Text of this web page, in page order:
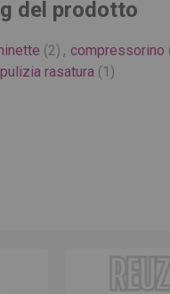
del prodotto
(2) , compressorino
pulizia rasatura (1)